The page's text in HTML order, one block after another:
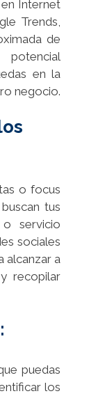
Internet
Trends,
de
en la
negocio.
o focus
tus
servicio
sociales
alcanzar a
recopilar
puedas
los